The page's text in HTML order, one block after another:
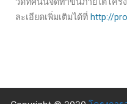
วีดิทัศน์นี้จัดทำขึ้นภายใต้โคร
ละเอียดเพิ่มเติมได้ที่ http://